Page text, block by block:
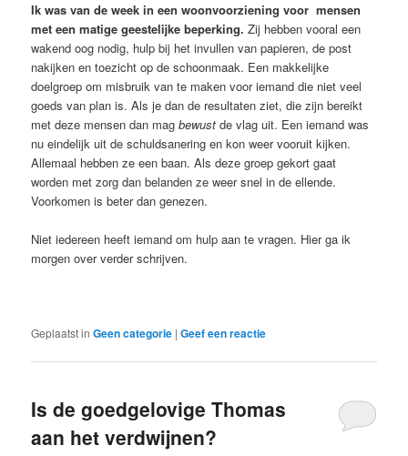
Ik was van de week in een woonvoorziening voor mensen
met een matige geestelijke beperking. Zij hebben vooral een
wakend oog nodig, hulp bij het invullen van papieren, de post
nakijken en toezicht op de schoonmaak. Een makkelijke
doelgroep om misbruik van te maken voor iemand die niet veel
goeds van plan is. Als je dan de resultaten ziet, die zijn bereikt
met deze mensen dan magbewust de vlag uit. Een iemand was
nu eindelijk uit de schuldsanering en kon weer vooruit kijken.
Allemaal hebben ze een baan. Als deze groep gekort gaat
worden met zorg dan belanden ze weer snel in de ellende.
Voorkomen is beter dan genezen.
Niet iedereen heeft iemand om hulp aan te vragen. Hier ga ik
morgen over verder schrijven.
Geplaatst in Geen categorie |Geef een reactie
Is de goedgelovige Thomas
aan het verdwijnen?